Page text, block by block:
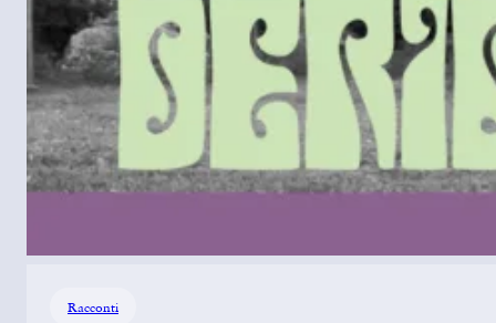
Racconti